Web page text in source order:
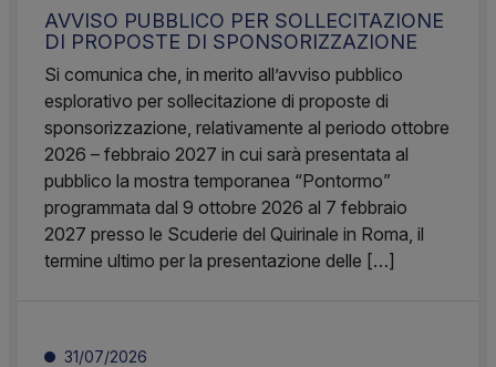
AVVISO PUBBLICO PER SOLLECITAZIONE
DI PROPOSTE DI SPONSORIZZAZIONE
Si comunica che, in merito all’avviso pubblico
esplorativo per sollecitazione di proposte di
sponsorizzazione, relativamente al periodo ottobre
2026 – febbraio 2027 in cui sarà presentata al
pubblico la mostra temporanea “Pontormo”
programmata dal 9 ottobre 2026 al 7 febbraio
2027 presso le Scuderie del Quirinale in Roma, il
termine ultimo per la presentazione delle […]
31/07/2026